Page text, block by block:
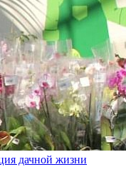
дачной жизни